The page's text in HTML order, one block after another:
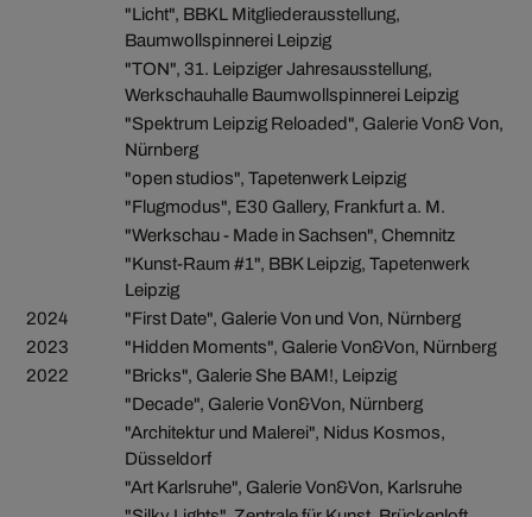
"Licht", BBKL Mitgliederausstellung,
Baumwollspinnerei Leipzig
"TON", 31. Leipziger Jahresausstellung,
Werkschauhalle Baumwollspinnerei Leipzig
"Spektrum Leipzig Reloaded", Galerie Von& Von,
Nürnberg
"open studios", Tapetenwerk Leipzig
"Flugmodus", E30 Gallery, Frankfurt a. M.
"Werkschau - Made in Sachsen", Chemnitz
"Kunst-Raum #1", BBK Leipzig, Tapetenwerk
Leipzig
2024
"First Date", Galerie Von und Von, Nürnberg
2023
"Hidden Moments", Galerie Von&Von, Nürnberg
2022
"Bricks", Galerie She BAM!, Leipzig
"Decade", Galerie Von&Von, Nürnberg
"Architektur und Malerei", Nidus Kosmos,
Düsseldorf
"Art Karlsruhe", Galerie Von&Von, Karlsruhe